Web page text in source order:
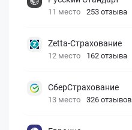
11 место 253 отзыва
Zetta-Страхование
12 место 162 отзыва
СберСтрахование
13 место 326 отзывов